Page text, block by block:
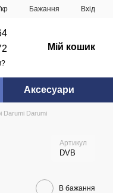
Бажання Вхід
Мій кошик
Аксесуари
Darumi Darumi
Артикул
DVB
В бажання